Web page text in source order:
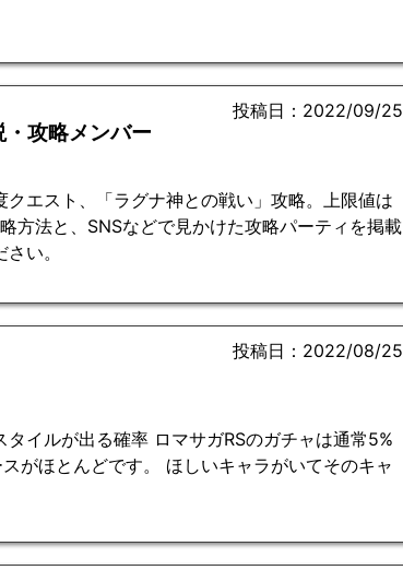
攻略メンバー
投稿日：2022/09/25
エスト、「ラグナ神との戦い」攻略。上限値は
方法と、SNSなどで見かけた攻略パーティを掲載
い。
投稿日：2022/08/25
イルが出る確率 ロマサガRSのガチャは通常5%
がほとんどです。 ほしいキャラがいてそのキャ